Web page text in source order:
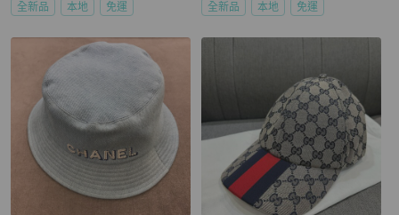
全新品 本地 免運 全新品 本地 免運